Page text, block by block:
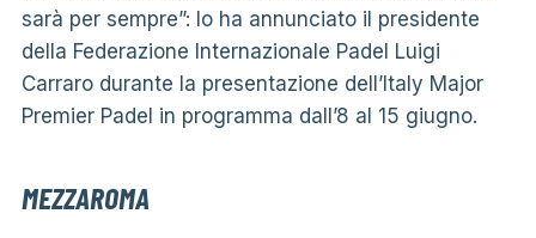
sarà per sempre”: lo ha annunciato il presidente
della Federazione Internazionale Padel Luigi
Carraro durante la presentazione dell’Italy Major
Premier Padel in programma dall’8 al 15 giugno.
MEZZAROMA